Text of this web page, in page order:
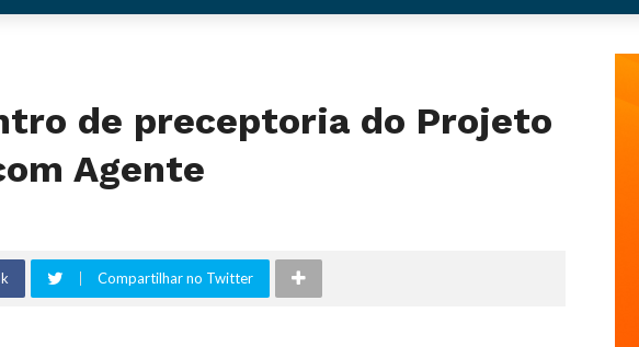
de preceptoria do Projeto
Agente
Compartilhar no Twitter